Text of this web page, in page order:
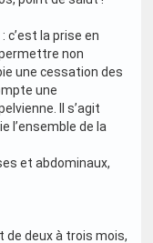
c’est la prise en
non
une cessation des
une
Il s’agit
l’ensemble de la
et abdominaux,
de deux à trois mois,